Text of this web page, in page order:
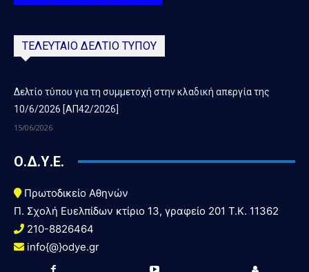
ΤΕΛΕΥΤΑΙΟ ΔΕΛΤΙΟ ΤΥΠΟΥ
Δελτίο τύπου για τη συμμετοχή στην κλαδική απεργία της
10/6/2026 [ΑΠ42/2026]
15/06/2026
Ο.Δ.Υ.Ε.
Πρωτοδικείο Αθηνών
Π. Σχολή Ευελπίδων κτίριο 13, γραφείο 201 T.K. 11362
210-8826464
info{@}odye.gr